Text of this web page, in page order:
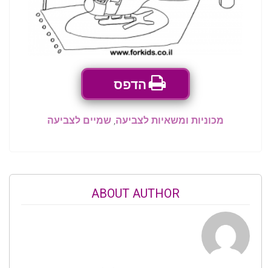
הדפס
מכוניות ומשאיות לצביעה, שמיים לצביעה
ABOUT AUTHOR